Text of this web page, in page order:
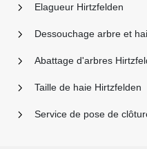
Elagueur Hirtzfelden
Dessouchage arbre et
Abattage d'arbres
Taille de haie Hirtzfelden
Service de pose de